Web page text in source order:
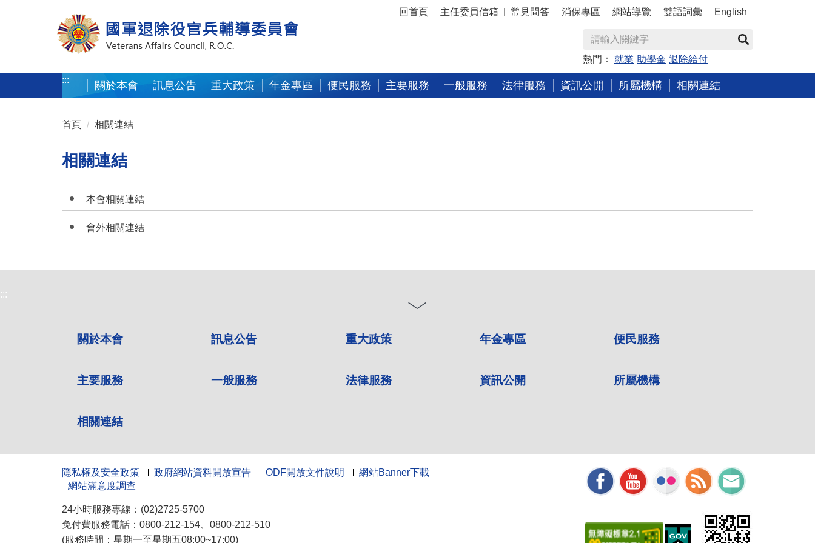
:::
回首頁 主任委員信箱 常見問答 消保專區 網站導覽 雙語詞彙 English
熱門： 就業 助學金 退除給付
:::
關於本會 訊息公告 重大政策 年金專區 便民服務 主要服務 一般服務 法律服務 資訊公開 所屬機構 相關連結
首頁 相關連結
相關連結
本會相關連結
會外相關連結
:::
關於本會 訊息公告 重大政策 年金專區 便民服務
主要服務 一般服務 法律服務 資訊公開 所屬機構
相關連結
隱私權及安全政策 政府網站資料開放宣告 ODF開放文件說明
網站Banner下載
網站滿意度調查
24小時服務專線：(02)2725-5700
免付費服務電話：0800-212-154、0800-212-510
(服務時間：星期一至星期五08:00~17:00)